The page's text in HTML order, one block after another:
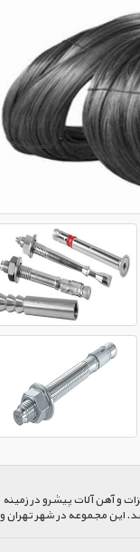
آهن آلات پیشرو در زمینه
این مجموعه در شهر